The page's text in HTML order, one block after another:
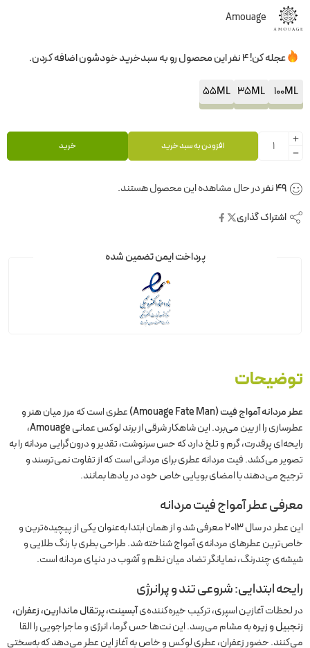
Amouage
عجله کن! 4 نفر این محصول رو به سبدخرید خودشون اضافه کردن.
100ML
35ML
55ML
افزودن به سبد خرید خرید
49نفردر حال مشاهده این محصول هستند.
اشتراک گذاری
پرداخت ایمن تضمین شده
توضیحات
عطر مردانه آمواج فیت (Amouage Fate Man)
عطری است که مرز میان هنر و
عطرسازی را از بین می‌برد. این شاهکار شرقی از برند لوکس عمانیAmouage،
رایحه‌ای پرقدرت، گرم و تلخ دارد که حس سرنوشت، تقدیر و درون‌گرایی مردانه را به
تصویر می‌کشد. فیت مردانه عطری برای مردانی است که از تفاوت نمی‌ترسند و
ترجیح می‌دهند با امضای بویایی خاص خود در یادها بمانند.
معرفی عطر آمواج فیت مردانه
این عطر در سال ۲۰۱۳ معرفی شد و از همان ابتدا به‌عنوان یکی از پیچیده‌ترین و
خاص‌ترین عطرهای مردانه‌ی آمواج شناخته شد. طراحی بطری با رنگ طلایی و
شیشه‌ی چندرنگ، نمایانگر تضاد میان نظم و آشوب در دنیای مردانه است.
رایحه ابتدایی: شروعی تند و پرانرژی
در لحظات آغازین اسپری، ترکیب خیره‌کننده‌یآبسینت، پرتقال ماندارین، زعفران،
زنجبیل و زیرهبه مشام می‌رسد. این نت‌ها حس گرما، انرژی و ماجراجویی را القا
می‌کنند. حضور زعفران، عطری لوکس و خاص به آغاز این عطر می‌دهد که به‌سختی